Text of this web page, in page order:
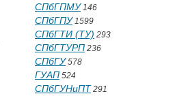
СПбГПМУ146
СПбГПУ1599
СПбГТИ (ТУ) 293
СПбГТУРП 236
СПбГУ578
ГУАП 524
СПбГУНиПТ 291